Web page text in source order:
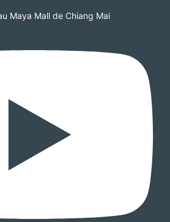
Maya Mall de Chiang Mai